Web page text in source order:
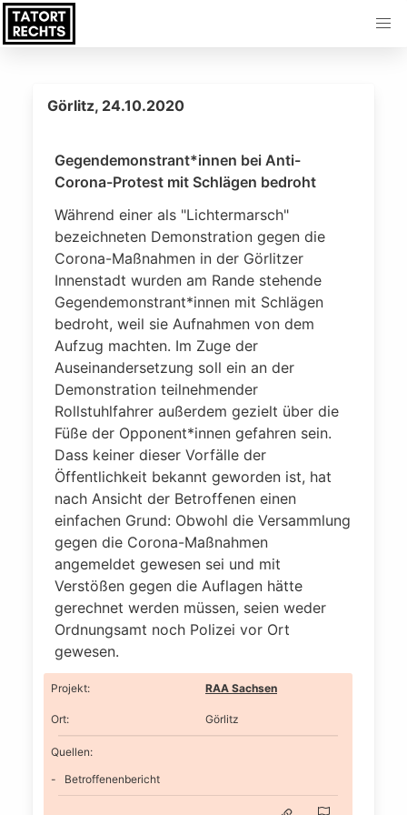
Görlitz, 24.10.2020
Gegendemonstrant*innen bei Anti-
Corona-Protest mit Schlägen bedroht
Während einer als "Lichtermarsch"
bezeichneten Demonstration gegen die
Corona-Maßnahmen in der Görlitzer
Innenstadt wurden am Rande stehende
Gegendemonstrant*innen mit Schlägen
bedroht, weil sie Aufnahmen von dem
Aufzug machten. Im Zuge der
Auseinandersetzung soll ein an der
Demonstration teilnehmender
Rollstuhlfahrer außerdem gezielt über die
Füße der Opponent*innen gefahren sein.
Dass keiner dieser Vorfälle der
Öffentlichkeit bekannt geworden ist, hat
nach Ansicht der Betroffenen einen
einfachen Grund: Obwohl die Versammlung
gegen die Corona-Maßnahmen
angemeldet gewesen sei und mit
Verstößen gegen die Auflagen hätte
gerechnet werden müssen, seien weder
Ordnungsamt noch Polizei vor Ort
gewesen.
Projekt: RAA Sachsen
Ort: Görlitz
Quellen:
Betroffenenbericht